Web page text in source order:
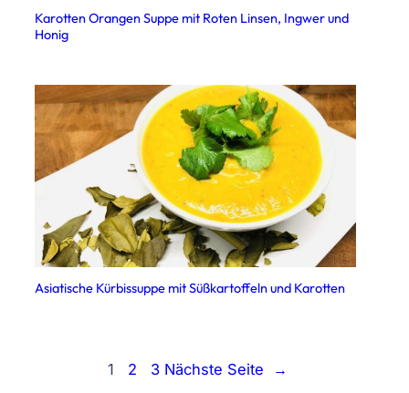
Karotten Orangen Suppe mit Roten Linsen, Ingwer und
Honig
Asiatische Kürbissuppe mit Süßkartoffeln und Karotten
1 2 3 Nächste Seite →